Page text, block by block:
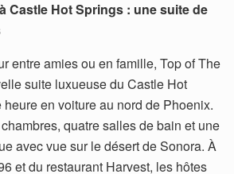
Castle Hot Springs : une suite de
entre amies ou en famille, Top of The
suite luxueuse du Castle Hot
en voiture au nord de Phoenix.
quatre salles de bain et une
avec vue sur le désert de Sonora. À
et du restaurant Harvest, les hôtes